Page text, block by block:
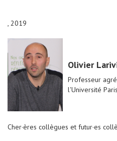
, 2019
Olivier
Professeur
l'Université
Cher·ères collègues et futur·es